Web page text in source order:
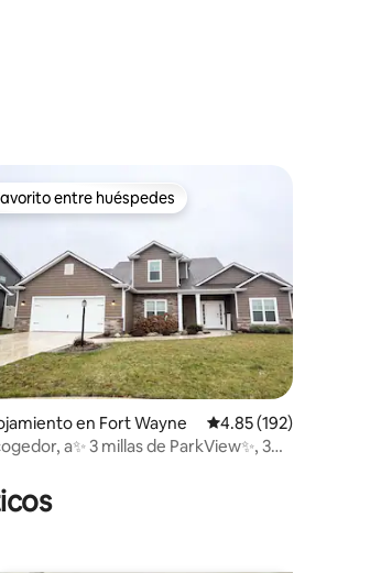
promedio: 5 de 5, 3 reseñas
entre huéspedes
entre huéspedes
en Fort Wayne Calificación promedio:
4.85 (192)
a✨ 3 millas de ParkView✨, 3✨